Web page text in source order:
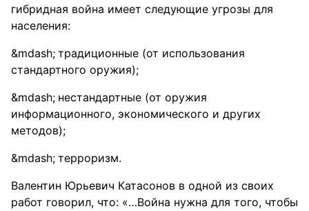
гибридная война имеет следующие угрозы для
населения:
традиционные (от использования
стандартного оружия);
нестандартные (от оружия
информационного, экономического и других
методов);
терроризм.
Валентин Юрьевич Катасонов в одной из своих
работ говорил, что: «…Война нужна для того, чтобы